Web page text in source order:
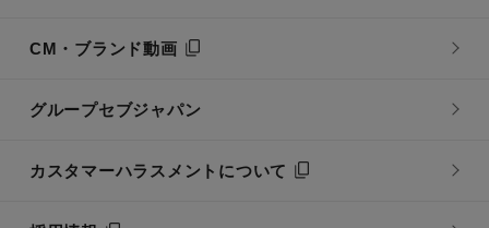
CM・ブランド動画
グループセブジャパン
カスタマーハラスメントについて